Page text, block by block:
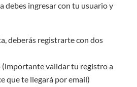
debes ingresar con tu usuario y
deberás registrarte con dos
validar tu registro a
que te llegará por email)